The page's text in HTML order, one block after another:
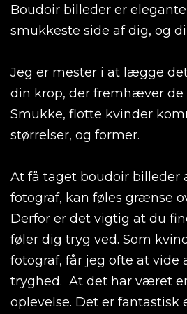
Boudoir billeder er
smukkeste side af dig, og
Jeg er mester i at lægge
din krop, der fremhæver de
Smukke, flotte kvinder
størrelser, og former.
At få taget boudoir billeder
fotograf, kan føles grænse
Derfor er det vigtig at du
føler dig tryg ved. Som
fotograf, får jeg ofte at vide
tryghed. At det har været
oplevelse. Det er fantastisk